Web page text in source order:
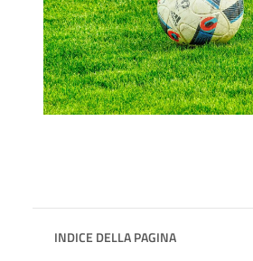
INDICE DELLA PAGINA